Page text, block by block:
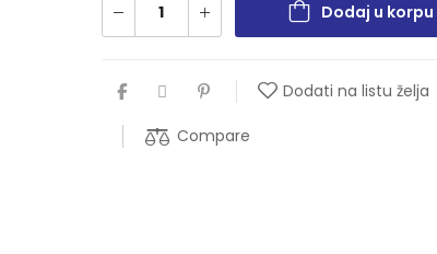
Dodaj u korpu
Dodati na listu želja
Compare